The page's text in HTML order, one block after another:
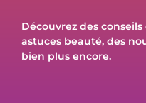
Découvrez des
astuces beauté, des
bien plus encore.